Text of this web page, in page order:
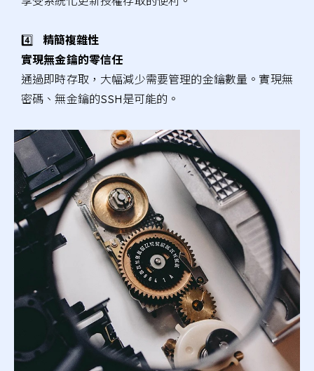
4️⃣ 精簡複雜性
實現無金鑰的零信任
通過即時存取，大幅減少需要管理的金鑰數量。實現無
密碼、無金鑰的SSH是可能的。